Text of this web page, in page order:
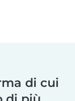
di cui